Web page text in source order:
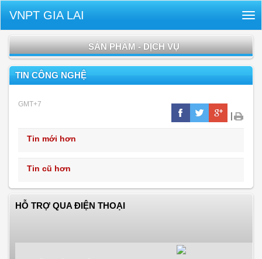
VNPT GIA LAI
SẢN PHẨM - DỊCH VỤ
TIN CÔNG NGHỆ
GMT+7
|
Tin mới hơn
Tin cũ hơn
HỖ TRỢ QUA ĐIỆN THOẠI